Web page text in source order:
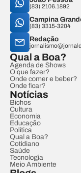
(83) 2106.1892
Campina
(83) 3315-3204
Redação
Qual a Boa?
Agenda de Shows
O que fazer?
Onde comer e beber?
Onde ficar?
Notícias
Bichos
Cultura
Economia
Educação
Política
Qual a Boa?
Cotidiano
Saúde
Tecnologia
Meio Ambiente